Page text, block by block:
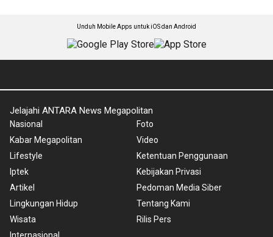
Unduh Mobile Apps untuk iOS dan Android
Jelajahi ANTARA News Megapolitan
Nasional
Kabar Megapolitan
Lifestyle
Iptek
Artikel
Lingkungan Hidup
Wisata
Foto
Video
Ketentuan Penggunaan
Kebijakan Privasi
Pedoman Media Siber
Tentang Kami
Rilis Pers